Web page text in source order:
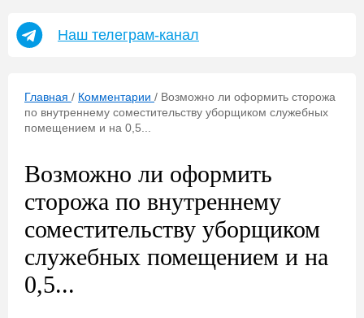
Наш телеграм-канал
Главная / Комментарии / Возможно ли оформить сторожа
по внутреннему соместительству уборщиком служебных
помещением и на 0,5...
Возможно ли оформить
сторожа по внутреннему
соместительству уборщиком
служебных помещением и на
0,5...